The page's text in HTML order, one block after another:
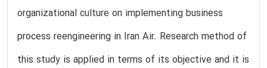
organizational culture on implementing business
process reengineering in Iran Air. Research method of
this study is applied in terms of its objective and it is